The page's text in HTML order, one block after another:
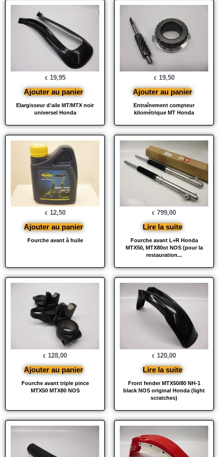
Elargisseur d’aile MT/MTX noir
universel Honda
€ 19,95
Ajouter au panier
Entraînement compteur
kilométrique MT Honda
€ 19,50
Ajouter au panier
Fourche avant à huile
€ 12,50
Ajouter au panier
Fourche avant L+R Honda
MTX50, MTX80ot NOS (pour la
restauration...
€ 799,00
Lire la suite
Fourche avant triple pince
MTX50 MTX80 NOS
€ 128,00
Ajouter au panier
Front fender MTX50/80 NH-1
black NOS original Honda (light
scratches)
€ 120,00
Lire la suite